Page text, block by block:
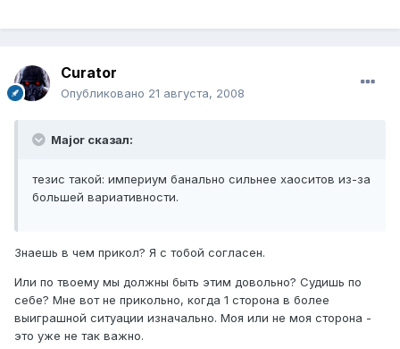
Curator
Опубликовано 21 августа, 2008
Major сказал:
тезис такой: империум банально сильнее хаоситов из-за
большей вариативности.
Знаешь в чем прикол? Я с тобой согласен.
Или по твоему мы должны быть этим довольно? Судишь по
себе? Мне вот не прикольно, когда 1 сторона в более
выиграшной ситуации изначально. Моя или не моя сторона -
это уже не так важно.